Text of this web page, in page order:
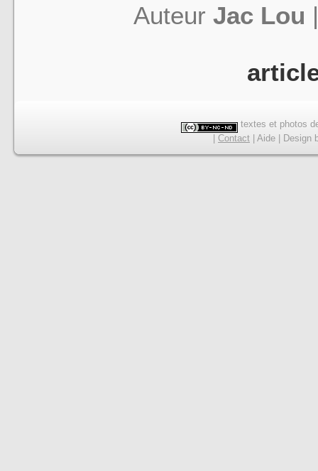
Auteur Jac Lou
textes et photos
| Contact | Aide | Design